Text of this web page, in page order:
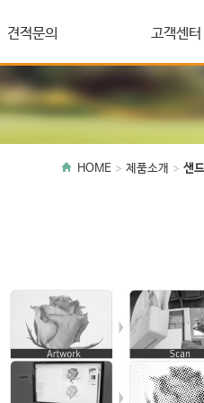
견적문의 고객센터
HOME 제품소개 샌